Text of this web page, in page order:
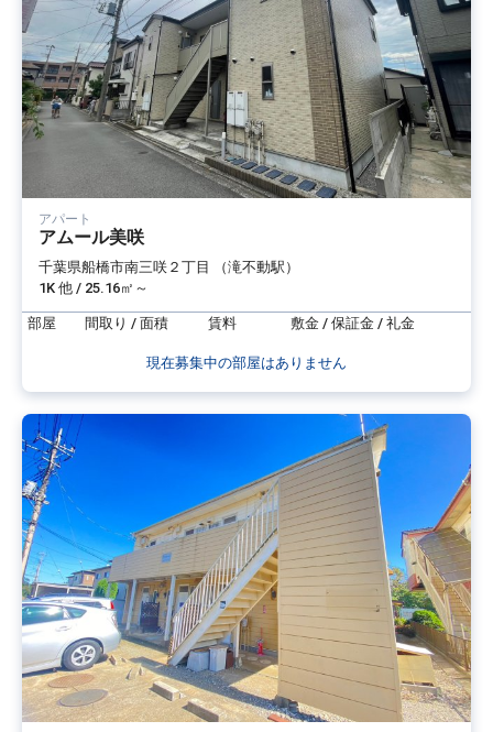
アパート
アムール美咲
千葉県船橋市南三咲２丁目 （滝不動駅）
1K 他 / 25.16㎡～
部屋 間取り / 面積 賃料 敷金 / 保証金 / 礼金
現在募集中の部屋はありません